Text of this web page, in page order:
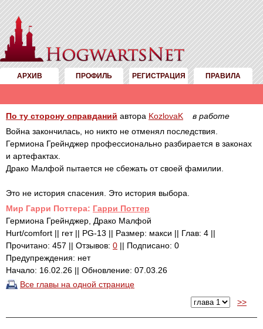
АРХИВ ПРОФИЛЬ РЕГИСТРАЦИЯ ПРАВИЛА
По ту сторону оправданий автора KozlovaK
в работе
Война закончилась, но никто не отменял последствия.
Гермиона Грейнджер профессионально разбирается в законах
и артефактах.
Драко Малфой пытается не сбежать от своей фамилии.
Это не история спасения. Это история выбора.
Mир Гарри Поттера: Гарри Поттер
Гермиона Грейнджер, Драко Малфой
Hurt/comfort || гет || PG-13 || Размер: макси || Глав: 4 ||
Прочитано: 457 || Отзывов: 0 || Подписано: 0
Предупреждения: нет
Начало: 16.02.26 || Обновление: 07.03.26
Все главы на одной странице
>>